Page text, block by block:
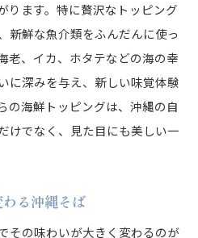
ります。特に贅沢なトッピング
新鮮な魚介類をふんだんに使っ
老、イカ、ホタテなどの海の幸
に深みを与え、新しい味覚体験
の海鮮トッピングは、沖縄の自
けでなく、見た目にも美しい一
る沖縄そば
その味わいが大きく変わるのが